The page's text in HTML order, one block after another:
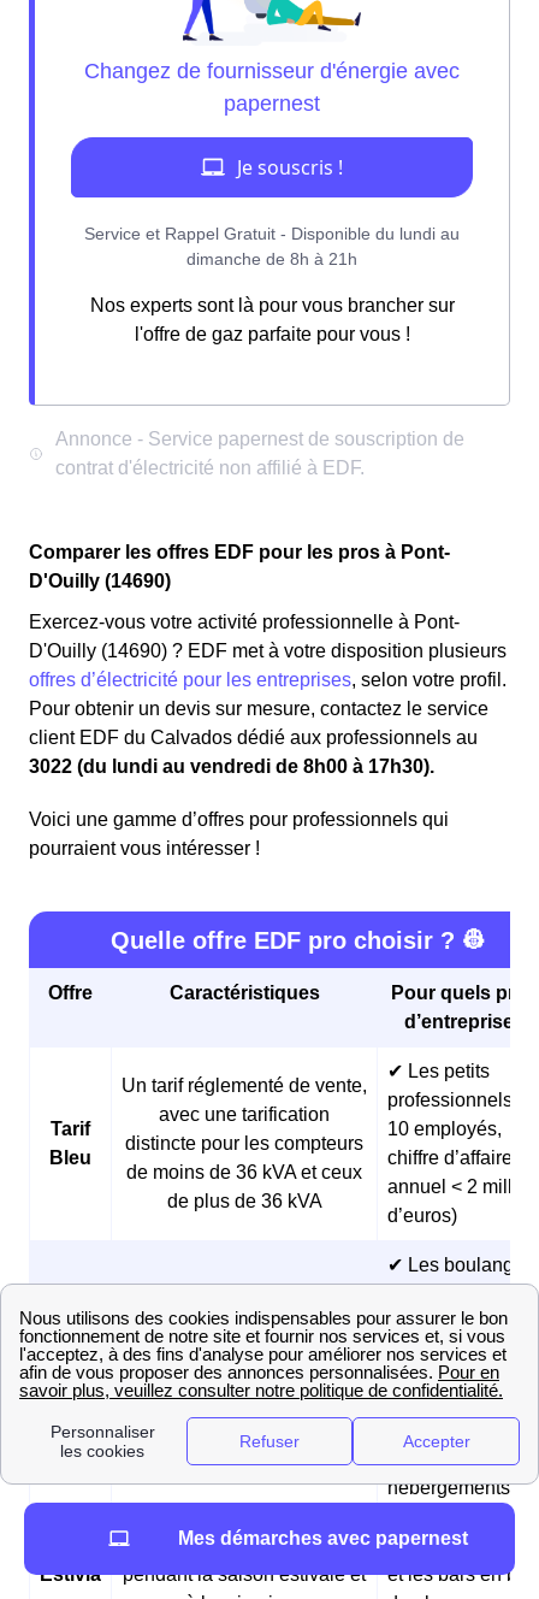
Nos experts sont là pour vous brancher sur
l'offre de gaz parfaite pour vous !
Comparer les offres EDF pour les pros à Pont-
D'Ouilly (14690)
Exercez-vous votre activité professionnelle à Pont-
D'Ouilly (14690) ? EDF met à votre disposition plusieurs
offres d’électricité pour les entreprises, selon votre profil.
Pour obtenir un devis sur mesure, contactez le service
client EDF du Calvados dédié aux professionnels au
3022 (du lundi au vendredi de 8h00 à 17h30).
Voici une gamme d’offres pour professionnels qui
pourraient vous intéresser !
Quelle offre EDF pro choisir ? 👷
Offre Caractéristiques
Pour quels
d’entreprises
Tarif
Bleu
Un tarif réglementé de vente,
avec une tarification
distincte pour les compteurs
de moins de 36 kVA et ceux
de plus de 36 kVA
✔ Les petits
professionnels (<
10 employés,
chiffre d’affaires
annuel < 2
d’euros)
Offre
Matina
Des prix fixes sur 3 ans et
des tarifs réduits pendant les
heures creuses du matin
✔ Les
✔ Les fermes
✔ Les
professionnels
Estivia
des tarifs plus avantageux
pendant la saison estivale et
hébergements
✔ Les restaurants
et les bars en
Mes démarches avec papernest